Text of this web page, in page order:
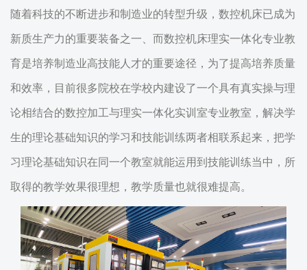
随着科技的不断进步和制造业的转型升级，数控机床已成为
新质生产力的重要装备之一、而数控机床理实一体化专业教
育是培养制造业高技能人才的重要途径，为了提高培养质量
和效率，目前很多院校在学校内建设了一个具有真实操与理
论相结合的数控加工与理实一体化实训室专业教室，解决学
生的理论基础知识的学习和技能训练两者相联系起来，把学
习理论基础知识在同一个教室就能运用到技能训练当中，所
取得的教学效果很理想，教学质量也就很难提高。